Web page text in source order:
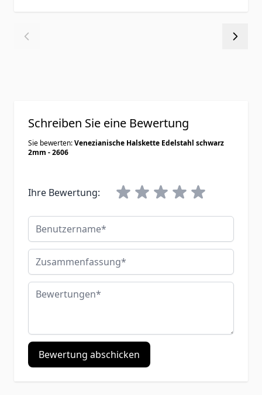
Schreiben Sie eine Bewertung
Sie bewerten:Venezianische Halskette Edelstahl schwarz
2mm - 2606
Ihre Bewertung:
Benutzername
Zusammenfassung
Bewertungen
Bewertung abschicken